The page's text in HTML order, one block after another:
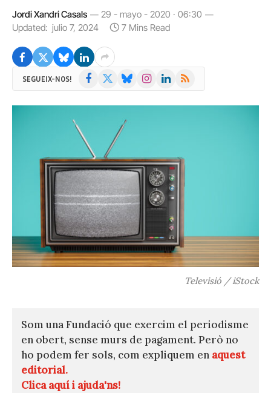
Jordi Xandri Casals
29 - mayo - 2020 · 06:30
Updated: julio 7, 2024 7 Mins Read
SEGUEIX-NOS! Facebook BlueskyInstagramLinkedIn
RSS
Televisió / iStock
Som una Fundació que exercim el periodisme
en obert, sense murs de pagament. Però no
ho podem fer sols, com expliquem en aquest
editorial.
Clica aquí i ajuda'ns!